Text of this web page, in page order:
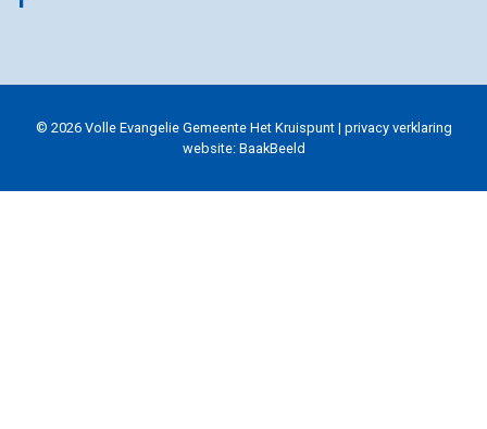
© 2026 Volle Evangelie Gemeente Het Kruispunt | privacy verklaring
website: BaakBeeld